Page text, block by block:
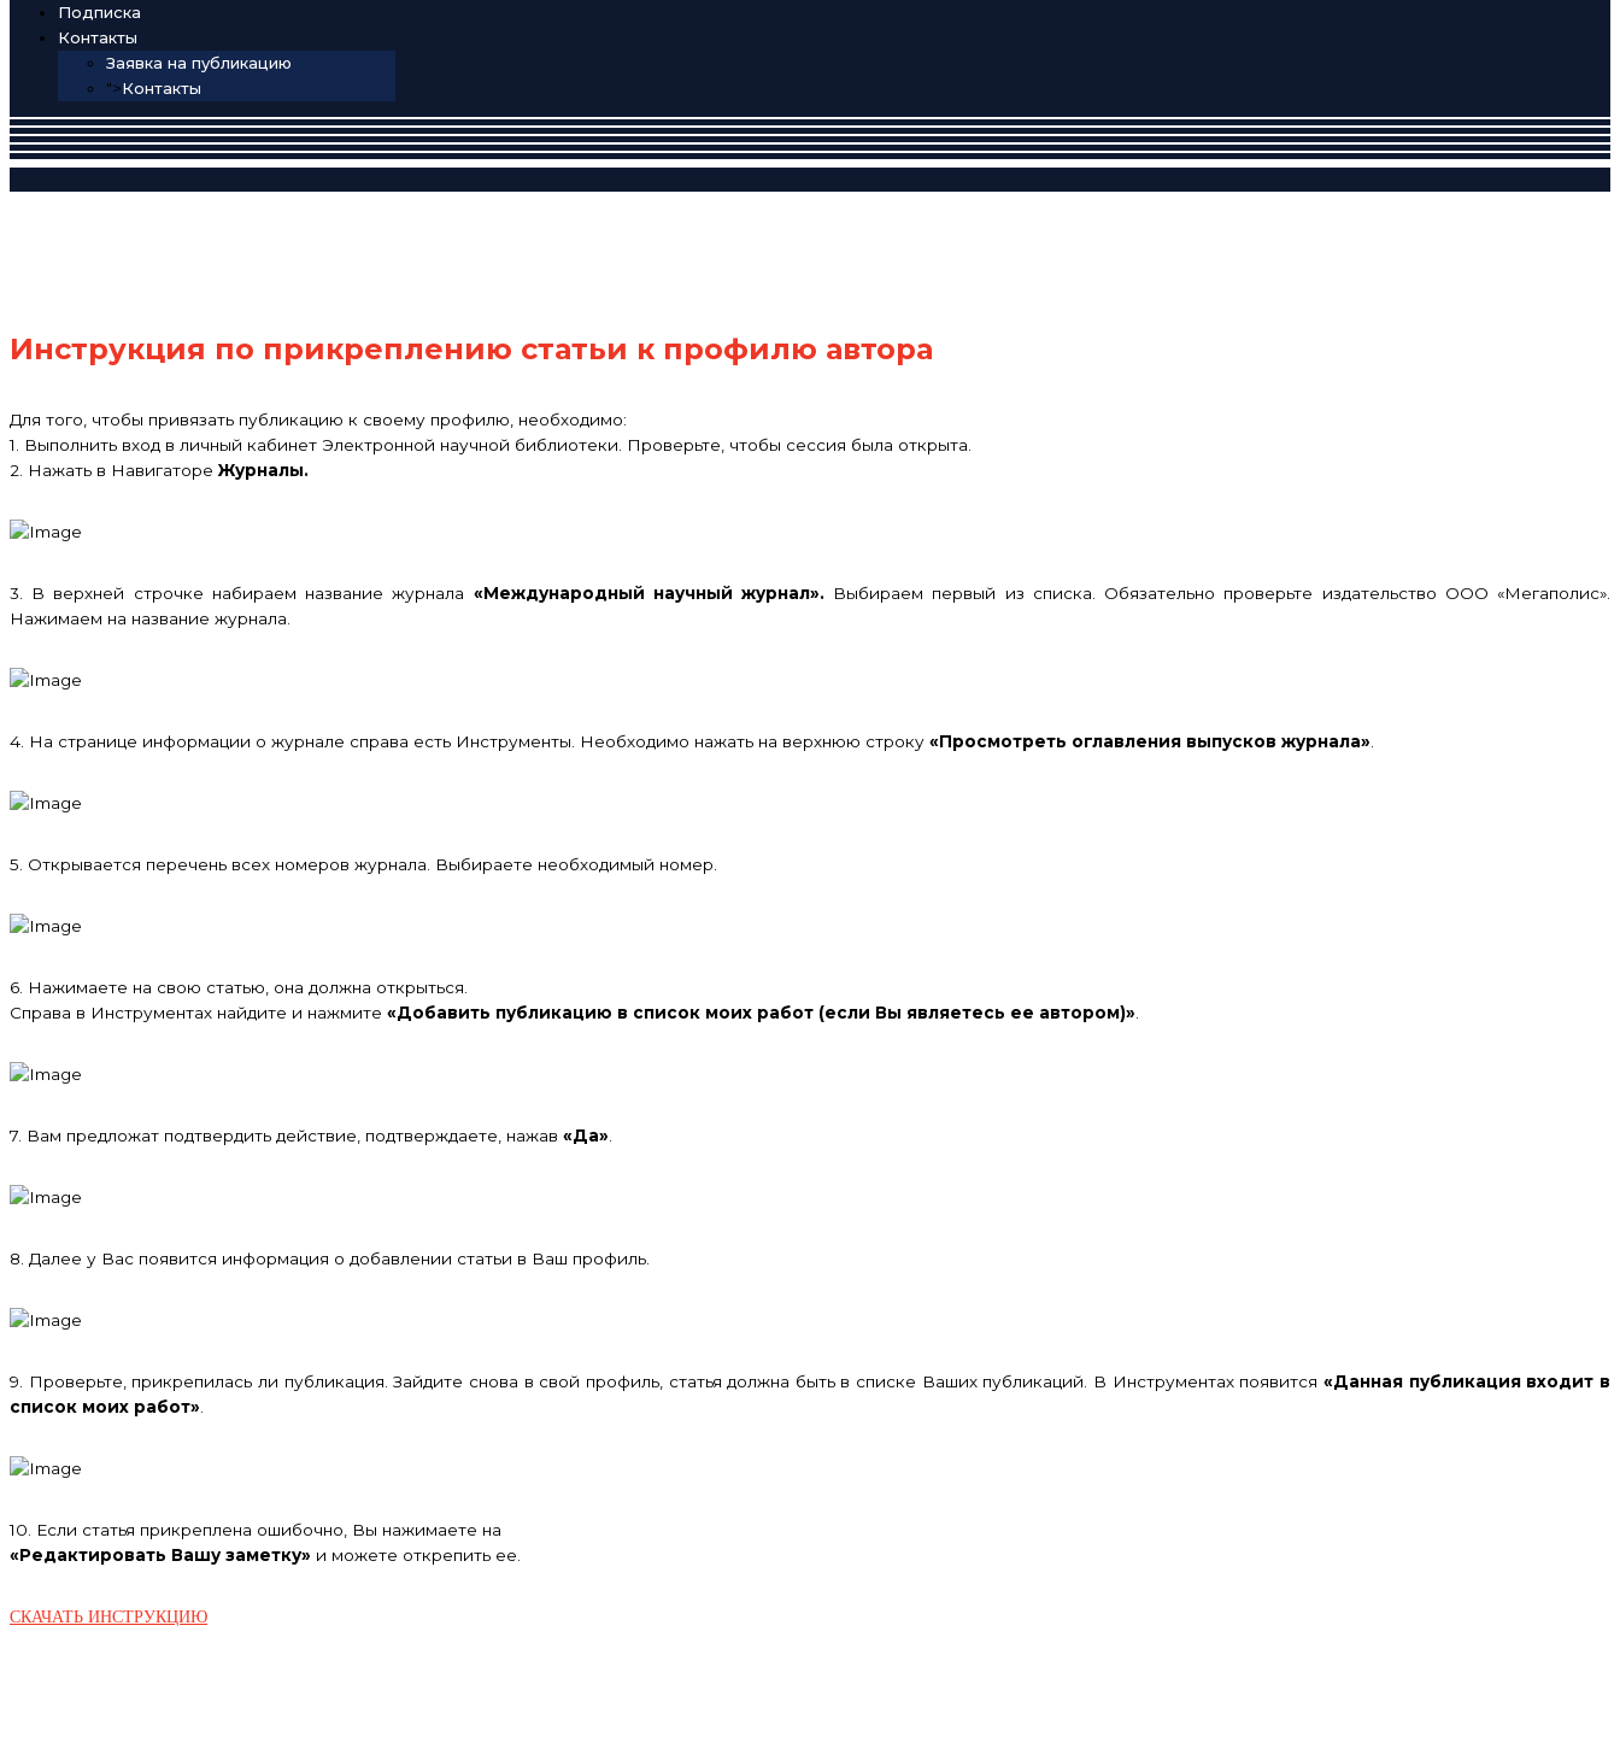
Подписка
Контакты
Заявка на публикацию
">Контакты
Инструкция по прикреплению статьи к профилю автора
Для того, чтобы привязать публикацию к своему профилю, необходимо:
1. Выполнить вход в личный кабинет Электронной научной библиотеки. Проверьте, чтобы сессия была открыта.
2. Нажать в Навигаторе Журналы.
3. В верхней строчке набираем название журнала «Международный научный журнал». Выбираем первый из списка. Обязательно проверьте издательство ООО «Мегаполис».
Нажимаем на название журнала.
4. На странице информации о журнале справа есть Инструменты. Необходимо нажать на верхнюю строку «Просмотреть оглавления выпусков журнала»
5. Открывается перечень всех номеров журнала. Выбираете необходимый номер.
6. Нажимаете на свою статью, она должна открыться.
Справа в Инструментах найдите и нажмите «Добавить публикацию в список моих работ (если Вы являетесь ее автором)»
7. Вам предложат подтвердить действие, подтверждаете, нажав «Да»
8. Далее у Вас появится информация о добавлении статьи в Ваш профиль.
9. Проверьте, прикрепилась ли публикация. Зайдите снова в свой профиль, статья должна быть в списке Ваших публикаций. В Инструментах появится«Данная публикация входит в
список моих работ»
10. Если статья прикреплена ошибочно, Вы нажимаете на
«Редактировать Вашу заметку» и можете открепить ее.
СКАЧАТЬ ИНСТРУКЦИЮ